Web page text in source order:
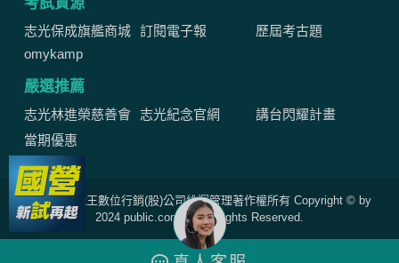
志光保成旗艦商城 訂閱電子報
歷屆考古題
omykamp
嚴選推薦
志光林進榮慈善會 志光紀念官網
講台閃耀計畫
當期優惠
網站由公職王數位行銷(股)公司維運管理著作權所有 Copyright © by
2024 public.com.tw All Rights Reserved.